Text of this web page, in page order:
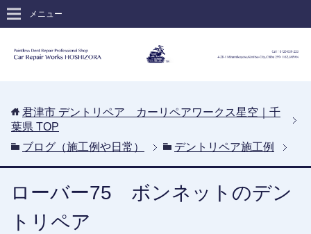
メニュー
君津市 デントリペア カーリペアワークス星空｜千
葉県 TOP
ブログ（施工例や日常）
デントリペア施工例
ローバー75 ボンネットのデン
トリペア